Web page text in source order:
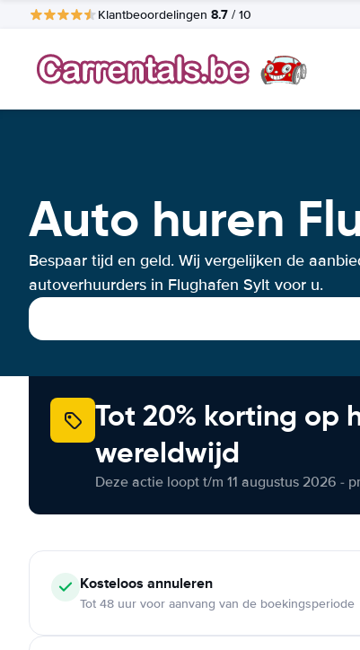
Klantbeoordelingen 8.7 / 10
Auto huren
Bespaar tijd en geld. Wij vergelijken de
autoverhuurders in Flughafen Sylt voor u.
Tot 20% korting op
wereldwijd
Deze actie loopt t/m 11 augustus 2026 -
Kosteloos annuleren
Tot 48 uur voor aanvang van de boekingsperiode